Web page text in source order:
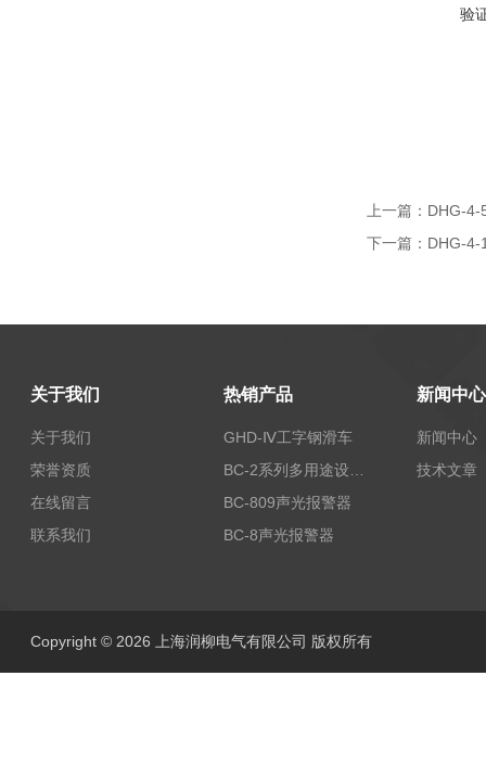
验
上一篇： DHG-4-
下一篇： DHG-4-
关于我们
关于我们
荣誉资质
在线留言
联系我们
热销产品
GHD-Ⅳ工字钢滑车
BC-809声光报警器
BC-8声光报警器
新闻中心
新闻中心
技术文章
Copyright © 2026 上海润柳电气有限公司 版权所有